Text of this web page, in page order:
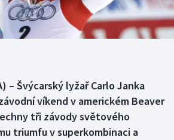
– Švýcarský lyžař Carlo Janka
víkend v americkém Beaver
tři závody světového
triumfu v superkombinaci a